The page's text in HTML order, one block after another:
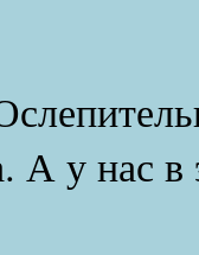
А у нас